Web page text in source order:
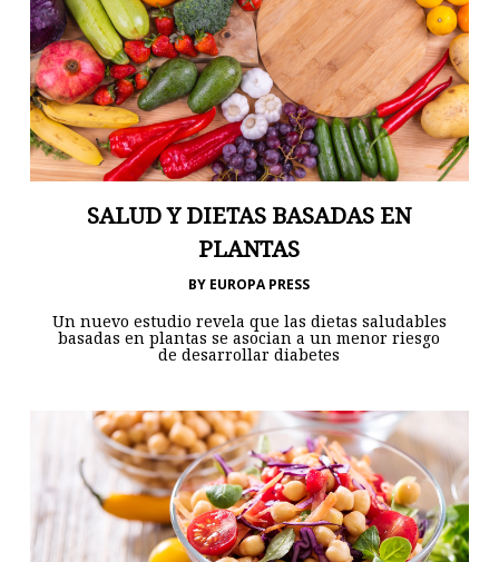
SALUD Y DIETAS BASADAS EN
PLANTAS
BY EUROPA PRESS
Un nuevo estudio revela que las dietas saludables
basadas en plantas se asocian a un menor riesgo
de desarrollar diabetes